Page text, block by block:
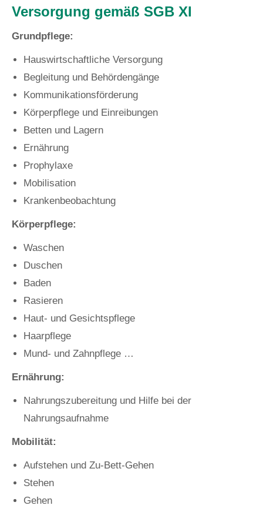
Versorgung gemäß SGB XI
Grundpflege:
Hauswirtschaftliche Versorgung
Begleitung und Behördengänge
Kommunikationsförderung
Körperpflege und Einreibungen
Betten und Lagern
Ernährung
Prophylaxe
Mobilisation
Krankenbeobachtung
Körperpflege:
Waschen
Duschen
Baden
Rasieren
Haut- und Gesichtspflege
Haarpflege
Mund- und Zahnpflege …
Ernährung:
Nahrungszubereitung und Hilfe bei der
Nahrungsaufnahme
Mobilität:
Aufstehen und Zu-Bett-Gehen
Stehen
Gehen